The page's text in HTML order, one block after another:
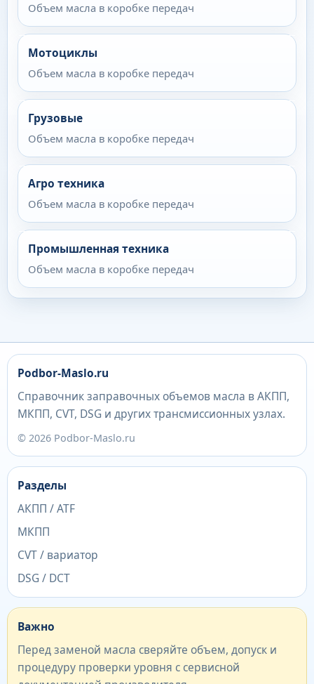
Объем масла в коробке передач
Мотоциклы
Объем масла в коробке передач
Грузовые
Объем масла в коробке передач
Агро техника
Объем масла в коробке передач
Промышленная техника
Объем масла в коробке передач
Podbor-Maslo.ru
Справочник заправочных объемов масла в АКПП,
МКПП, CVT, DSG и других трансмиссионных узлах.
© 2026 Podbor-Maslo.ru
Разделы
АКПП / ATF
МКПП
CVT / вариатор
DSG / DCT
Важно
Перед заменой масла сверяйте объем, допуск и
процедуру проверки уровня с сервисной